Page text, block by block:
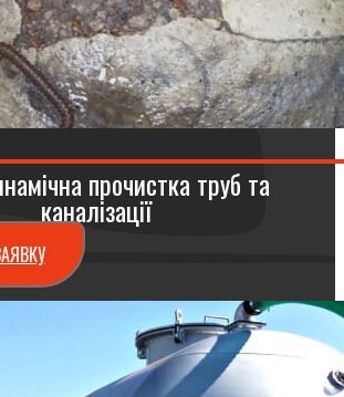
прочистка труб та
каналізації